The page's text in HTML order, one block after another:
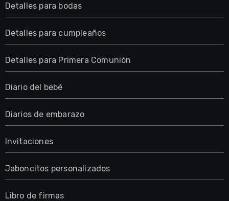
Detalles para bodas
Detalles para cumpleaños
Detalles para Primera Comunión
Diario del bebé
Diarios de embarazo
Invitaciones
Jaboncitos personalizados
Libro de firmas